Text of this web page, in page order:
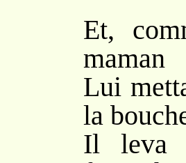
Et,
maman
Lui
la
Il leva